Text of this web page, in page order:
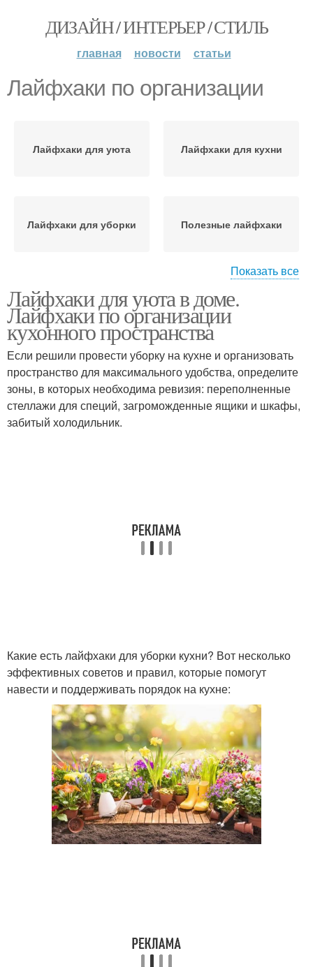
ДИЗАЙН / ИНТЕРЬЕР / СТИЛЬ
главная новости статьи
Лайфхаки по организации
Лайфхаки для уюта Лайфхаки для кухни
Лайфхаки для уборки Полезные лайфхаки
Лайфхаки для дачи
Показать все
Лайфхаки для уюта в доме.
Лайфхаки по организации
кухонного пространства
Если решили провести уборку на кухне и организовать
пространство для максимального удобства, определите
зоны, в которых необходима ревизия: переполненные
стеллажи для специй, загроможденные ящики и шкафы,
забитый холодильник.
Какие есть лайфхаки для уборки кухни? Вот несколько
эффективных советов и правил, которые помогут
навести и поддерживать порядок на кухне: